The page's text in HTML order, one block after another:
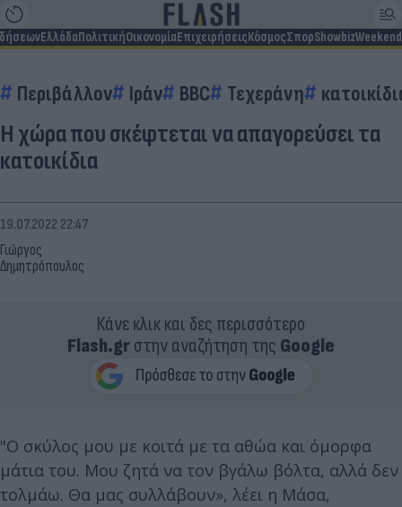
ΕλλάδαΠολιτικήΟικονομίαΕπιχειρήσειςΚόσμοςΣπορShowbizWeekend
Περιβάλλον Ιράν BBC Τεχεράνη
Η χώρα που σκέφτεται να απαγορεύσει τα
κατοικίδια
Γιώργος
Δημητρόπουλος
19.07.2022 22:47
Κάνε κλικ και δες περισσότερο
Flash.grστην αναζήτηση της Google
"Ο σκύλος μου με κοιτά με τα αθώα και όμορφα
μάτια του. Μου ζητά να τον βγάλω βόλτα, αλλά δεν
τολμάω. Θα μας συλλάβουν», λέει η Μάσα,